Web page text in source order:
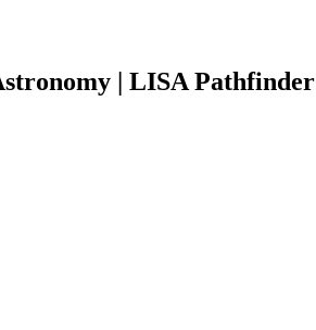
| LISA Pathfinder